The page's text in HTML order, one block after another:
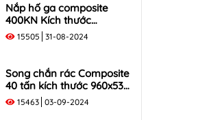
Nắp hố ga composite
400KN Kích thước
1000×1000 Khung Âm Tải
15505 31-08-2024
Song chắn rác Composite
40 tấn kích thước 960x530
tải trọng 400KN
15463 03-09-2024